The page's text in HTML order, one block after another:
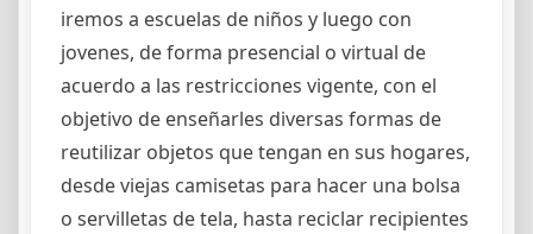
iremos a escuelas de niños y luego con
jovenes, de forma presencial o virtual de
acuerdo a las restricciones vigente, con el
objetivo de enseñarles diversas formas de
reutilizar objetos que tengan en sus hogares,
desde viejas camisetas para hacer una bolsa
o servilletas de tela, hasta reciclar recipientes